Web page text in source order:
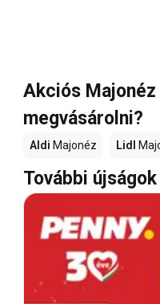
Akciós
megvásárolni?
Aldi Majonéz Lidl
További újságok